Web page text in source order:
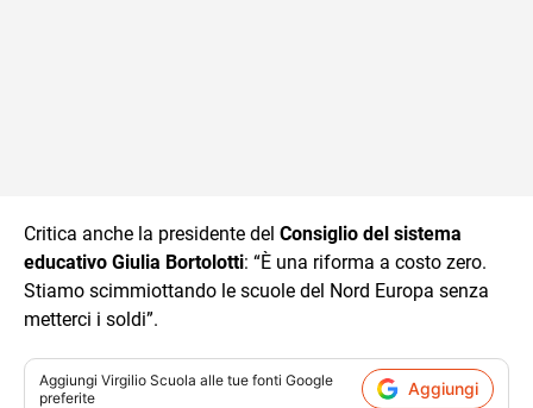
Critica anche la presidente del Consiglio del sistema
educativo Giulia Bortolotti: “È una riforma a costo zero.
Stiamo scimmiottando le scuole del Nord Europa senza
metterci i soldi”.
Aggiungi Virgilio Scuola alle tue fonti Google
preferite
Aggiungi